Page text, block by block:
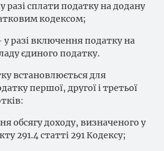
разі сплати податку на додану
кодексом;
у разі включення податку на
єдиного податку.
встановлюється для
першої, другої і третьої
обсягу доходу, визначеного у
291.4 статті 291 Кодексу;